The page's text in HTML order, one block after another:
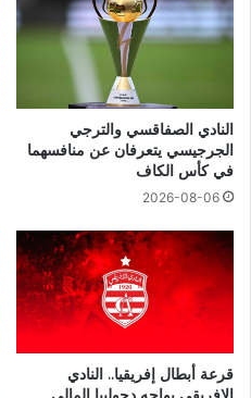
النادي الصفاقسي والترجي
الجرجيسي يتعرفان عن منافسهما
في كأس الكاف
2026-08-06
قرعة أبطال إفريقيا.. النادي